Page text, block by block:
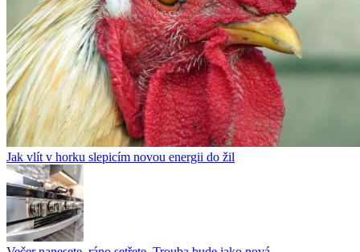
Jak vlít v horku slepicím novou energii do žil